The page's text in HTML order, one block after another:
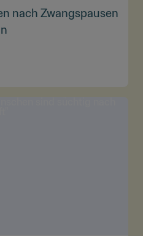
nach Zwangspausen